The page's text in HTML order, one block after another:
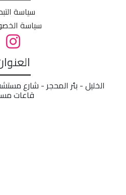
سياسة
سياسة
الخليل - بئر المحجر - شارع
قاعات